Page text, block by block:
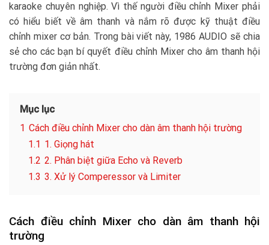
karaoke chuyên nghiệp. Vì thế người điều chỉnh Mixer phải
có hiểu biết về âm thanh và nắm rõ được kỹ thuật điều
chỉnh mixer cơ bản. Trong bài viết này, 1986 AUDIO sẽ chia
sẻ cho các bạn bí quyết điều chỉnh Mixer cho âm thanh hội
trường đơn giản nhất.
Mục lục
1 Cách điều chỉnh Mixer cho dàn âm thanh hội trường
1.1 1. Giọng hát
1.2 2. Phân biệt giữa Echo và Reverb
1.3 3. Xử lý Comperessor và Limiter
Cách điều chỉnh Mixer cho dàn âm thanh hội
trường